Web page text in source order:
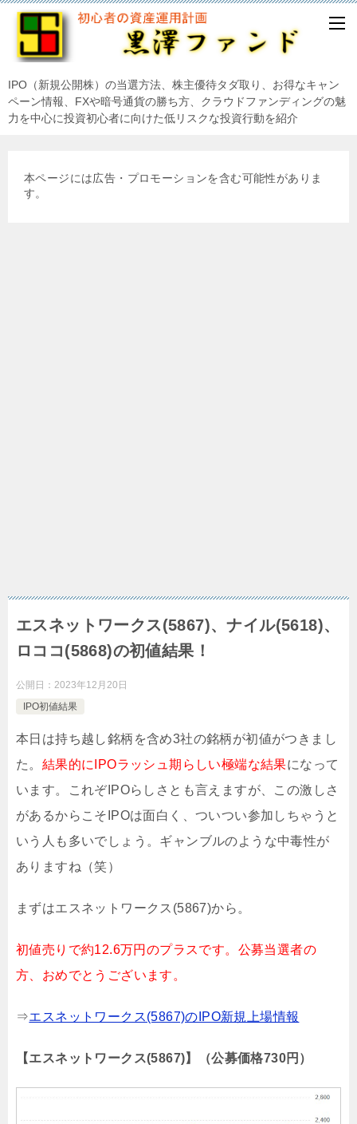
IPO（新規公開株）の当選方法、株主優待タダ取り、お得なキャン
ペーン情報、FXや暗号通貨の勝ち方、クラウドファンディングの魅
力を中心に投資初心者に向けた低リスクな投資行動を紹介
本ページには広告・プロモーションを含む可能性がありま
す。
エスネットワークス(5867)、ナイル(5618)、
ロココ(5868)の初値結果！
公開日： 2023年12月20日
IPO初値結果
本日は持ち越し銘柄を含め3社の銘柄が初値がつきまし
た。 結果的にIPOラッシュ期らしい極端な結果になって
います。これぞIPOらしさとも言えますが、この激しさ
があるからこそIPOは面白く、ついつい参加しちゃうと
いう人も多いでしょう。ギャンブルのような中毒性が
ありますね（笑）
まずはエスネットワークス(5867)から。
初値売りで約12.6万円のプラスです。公募当選者の
方、おめでとうございます。
⇒エスネットワークス(5867)のIPO新規上場情報
【エスネットワークス(5867)】（公募価格730円）